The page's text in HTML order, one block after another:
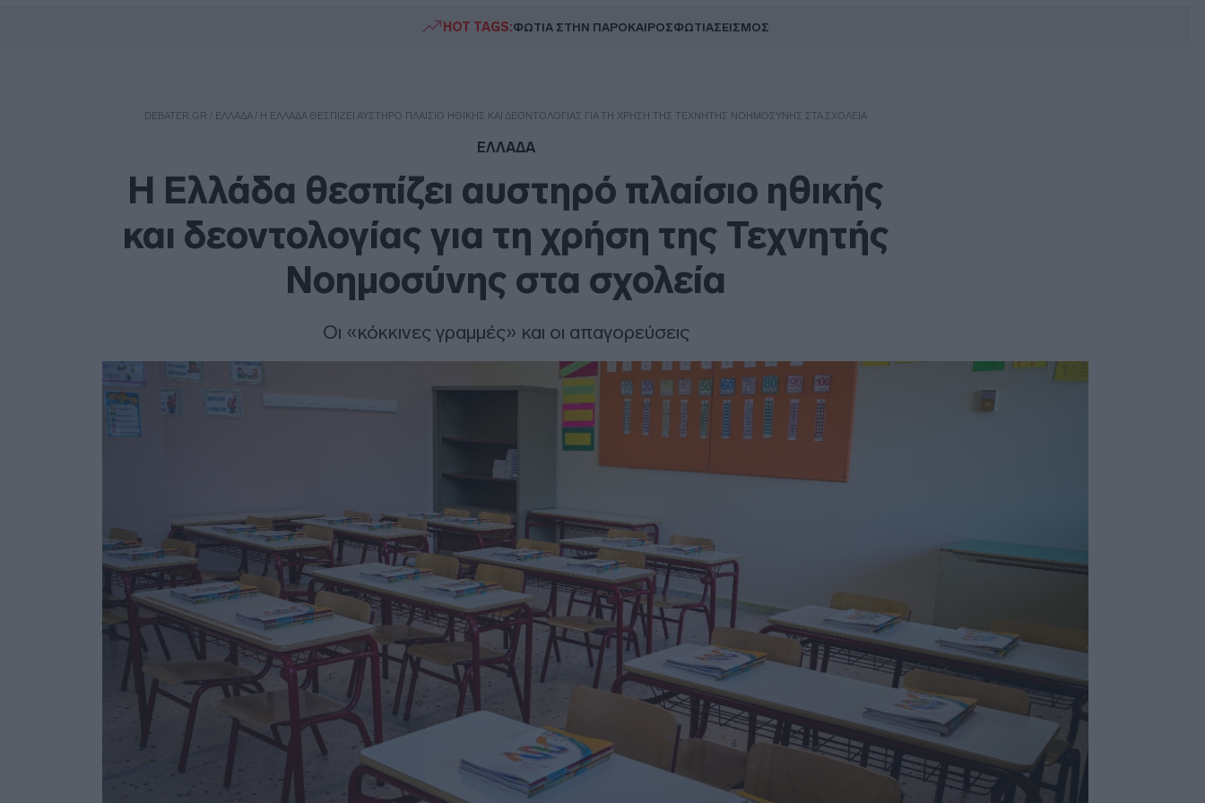
HOT TAGS:ΦΩΤΙΑ ΣΤΗΝ ΠΑΡΟΚΑΙΡΟΣΦΩΤΙΑΣΕΙΣΜΟΣ
DEBATER.GR / ΕΛΛΑΔΑ/ Η ΕΛΛΆΔΑ ΘΕΣΠΊΖΕΙ ΑΥΣΤΗΡΌ ΠΛΑΊΣΙΟ ΗΘΙΚΉΣ ΚΑΙ ΔΕΟΝΤΟΛΟΓΊΑΣ ΓΙΑ ΤΗ ΧΡΉΣΗ ΤΗΣ ΤΕΧΝΗΤΉΣ ΝΟΗΜΟΣΎΝΗΣ ΣΤΑ ΣΧΟΛΕΊΑ
ΕΛΛΑΔΑ
Η Ελλάδα θεσπίζει αυστηρό πλαίσιο ηθικής
και δεοντολογίας για τη χρήση της Τεχνητής
Νοημοσύνης στα σχολεία
Οι «κόκκινες γραμμές» και οι απαγορεύσεις